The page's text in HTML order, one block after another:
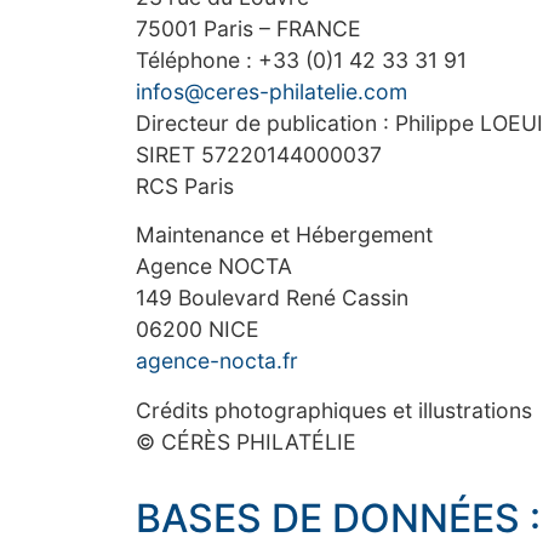
75001 Paris – FRANCE
Téléphone : +33 (0)1 42 33 31 91
infos@ceres-philatelie.com
Directeur de publication : Philippe
SIRET 57220144000037
RCS Paris
Maintenance et Hébergement
Agence NOCTA
149 Boulevard René Cassin
06200 NICE
agence-nocta.fr
Crédits photographiques et illustrations
© CÉRÈS PHILATÉLIE
BASES DE DONNÉES :